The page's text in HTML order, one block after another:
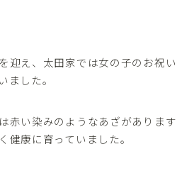
迎え、太田家では女の子のお祝い
ました。
赤い染みのようなあざがあります
健康に育っていました。